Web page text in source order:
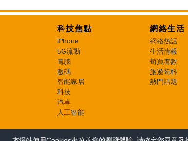
科技焦點
iPhone
5G流動
電腦
數碼
智能家居
科技
汽車
人工智能
網絡生活
網絡熱話
生活情報
筍買着數
旅遊筍料
熱門話題